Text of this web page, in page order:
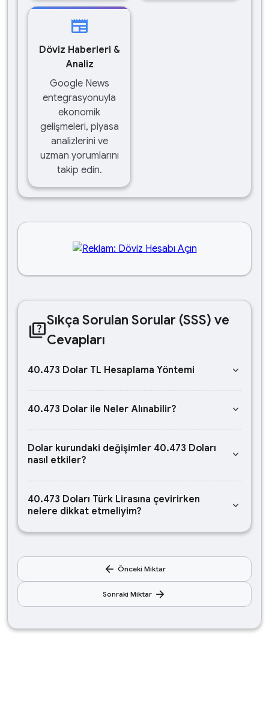
newspaper
Döviz Haberleri &
Analiz
Google News
entegrasyonuyla
ekonomik
gelişmeleri, piyasa
analizlerini ve
uzman yorumlarını
takip edin.
quizSıkça Sorulan Sorular (SSS) ve
Cevapları
40.473 Dolar TL Hesaplama Yöntemi keyboard_arrow_down
40.473 Dolar ile Neler Alınabilir? keyboard_arrow_down
Dolar kurundaki değişimler 40.473 Doları
nasıl etkiler?
keyboard_arrow_down
40.473 Doları Türk Lirasına çevirirken
nelere dikkat etmeliyim?
keyboard_arrow_down
arrow_back Önceki Miktar
Sonraki Miktar arrow_forward